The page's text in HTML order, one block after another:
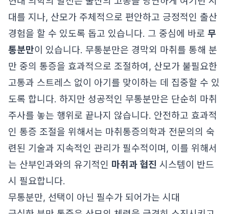
대를 지나, 산모가 주체적으로 편안하고 긍정적인 출산
경험을 할 수 있도록 돕고 있습니다. 그 중심에 바로 무
통분만이 있습니다. 무통분만은 경막외 마취를 통해 분
만 중의 통증을 효과적으로 조절하여, 산모가 불필요한
고통과 스트레스 없이 아기를 맞이하는 데 집중할 수 있
도록 합니다. 하지만 성공적인 무통분만은 단순히 마취
주사를 놓는 행위로 끝나지 않습니다. 안전하고 효과적
인 통증 조절을 위해서는 마취통증의학과 전문의의 숙
련된 기술과 지속적인 관리가 필수적이며, 이를 위해서
는 산부인과와의 유기적인 마취과 협진 시스템이 반드
시 필요합니다.
무통분만, 선택이 아닌 필수가 되어가는 시대